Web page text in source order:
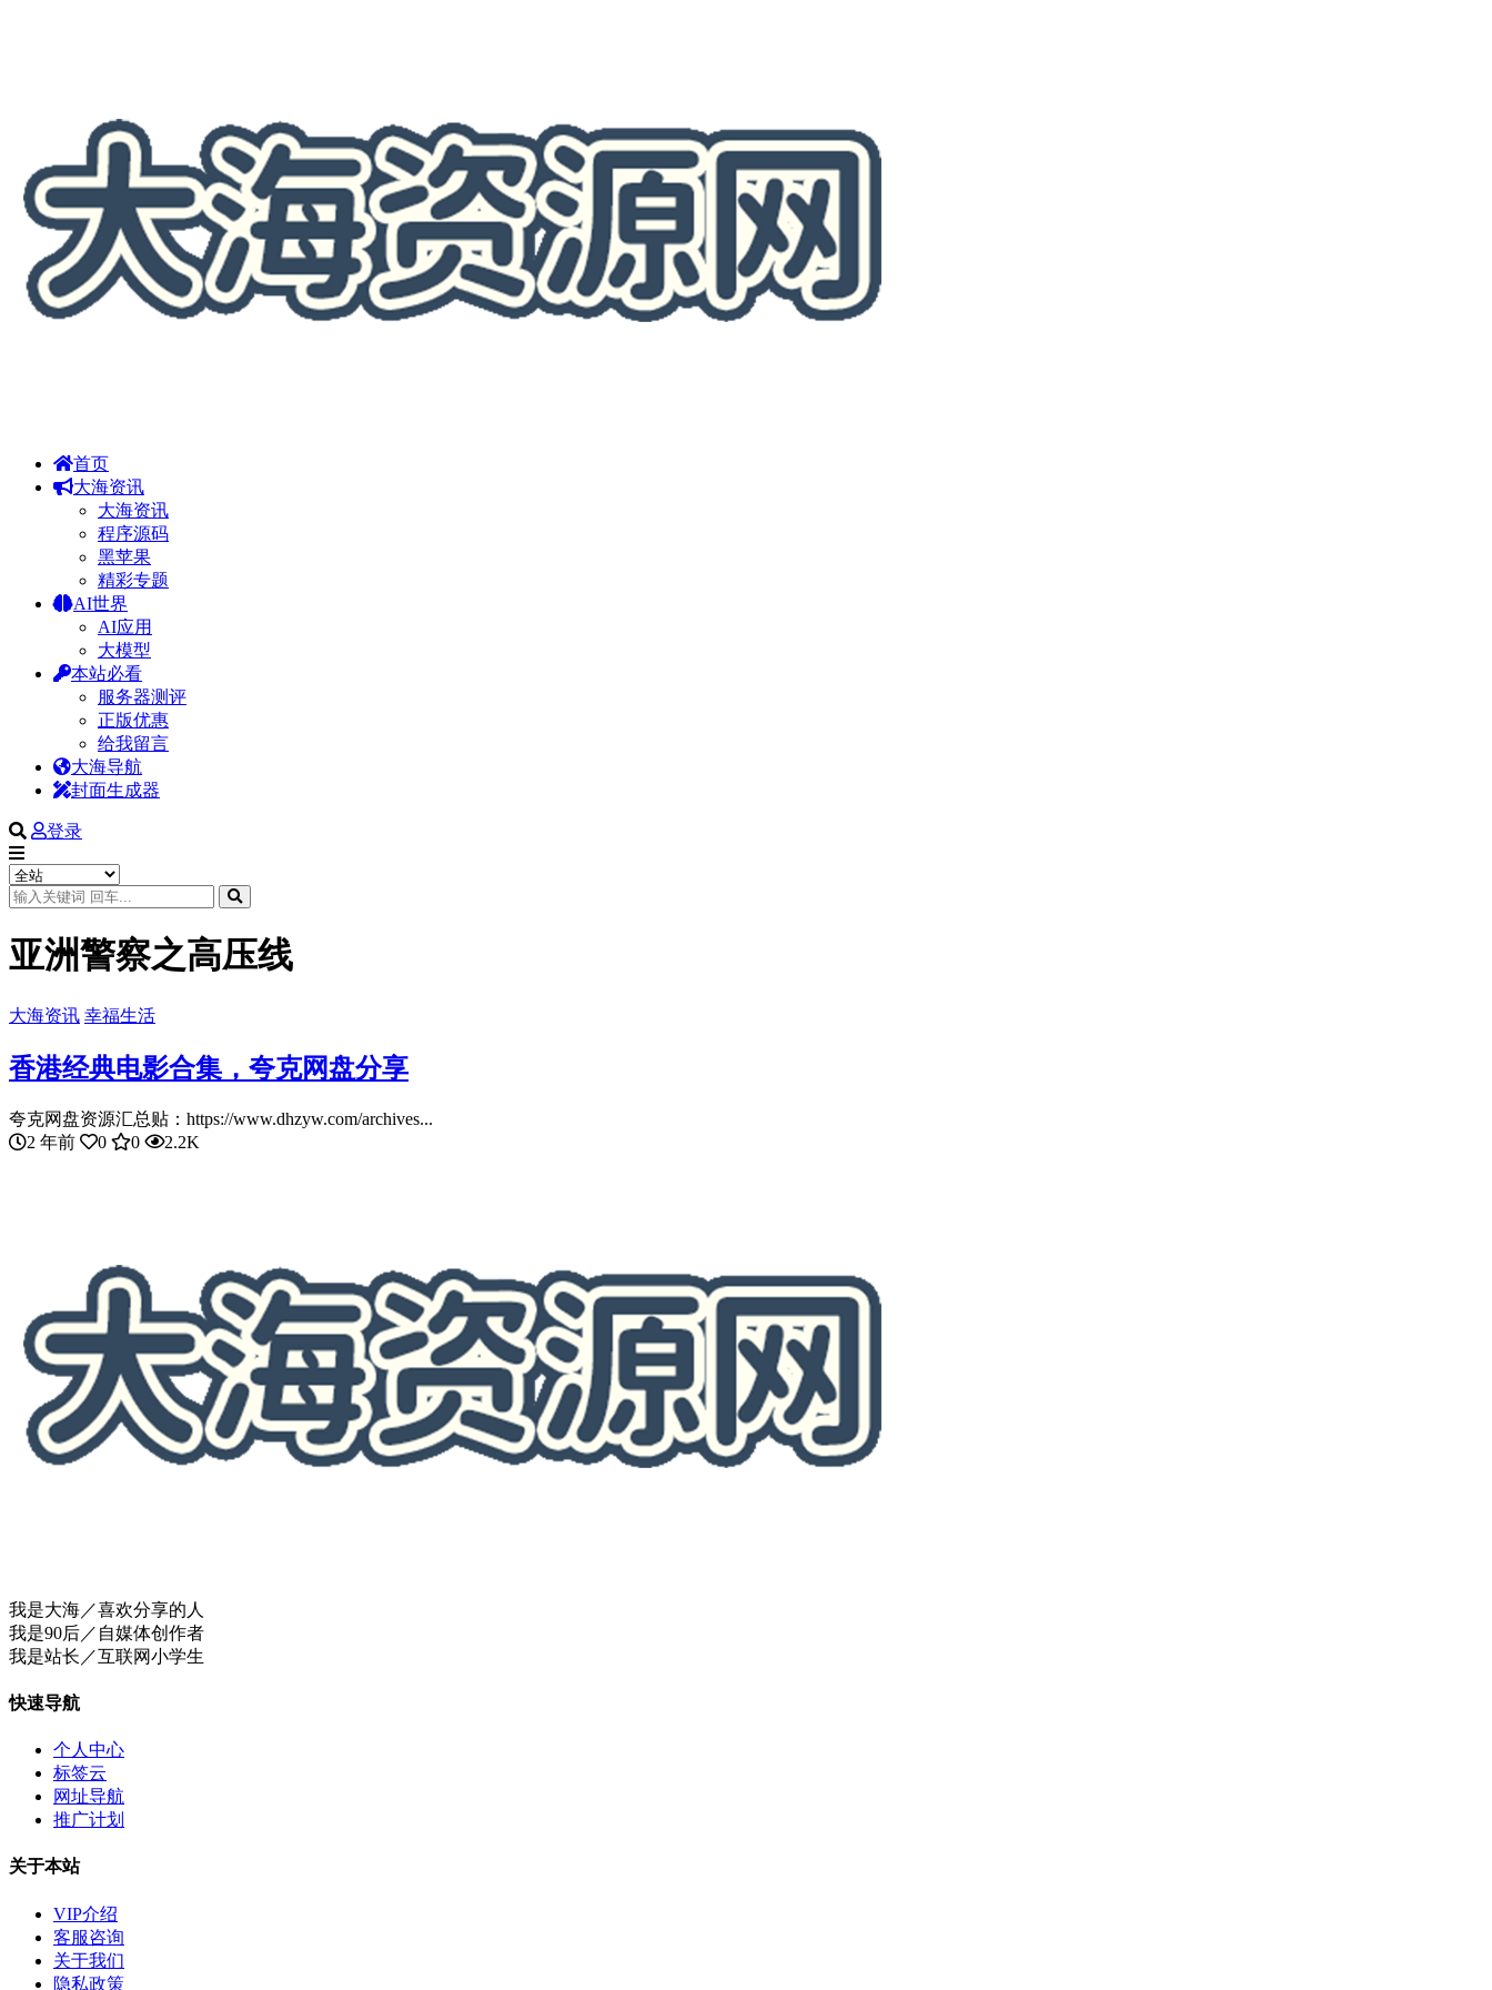
首页
大海资讯
大海资讯
程序源码
黑苹果
精彩专题
AI世界
AI应用
大模型
本站必看
服务器测评
正版优惠
给我留言
大海导航
封面生成器
登录
亚洲警察之高压线
大海资讯 幸福生活
香港经典电影合集，夸克网盘分享
夸克网盘资源汇总贴：https://www.dhzyw.com/archives...
2 年前
0 0 2.2K
我是大海／喜欢分享的人
我是90后／自媒体创作者
我是站长／互联网小学生
快速导航
个人中心
标签云
网址导航
推广计划
关于本站
VIP介绍
客服咨询
关于我们
隐私政策